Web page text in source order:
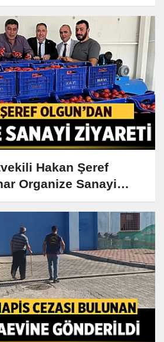
Hakan Şeref
Organize Sanayi